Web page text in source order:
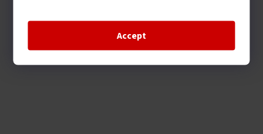
Accept